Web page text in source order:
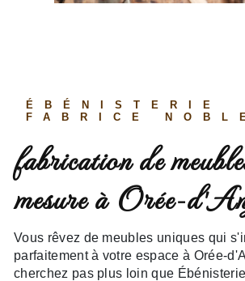
ÉBÉNISTERIE
FABRICE
fabrication de
mesure à Orée-
Vous rêvez de meubles uniques qui
parfaitement à votre espace à Orée-
cherchez pas plus loin que